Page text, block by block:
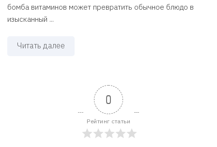
бомба витаминов может превратить обычное блюдо в
изысканный ...
Читать далее
0
Рейтинг статьи